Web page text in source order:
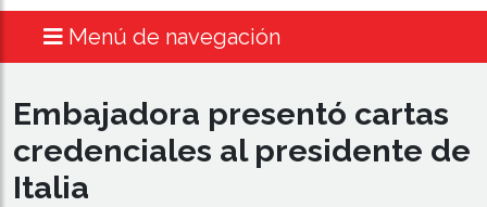
Menú de navegación
Embajadora presentó cartas
credenciales al presidente de
Italia